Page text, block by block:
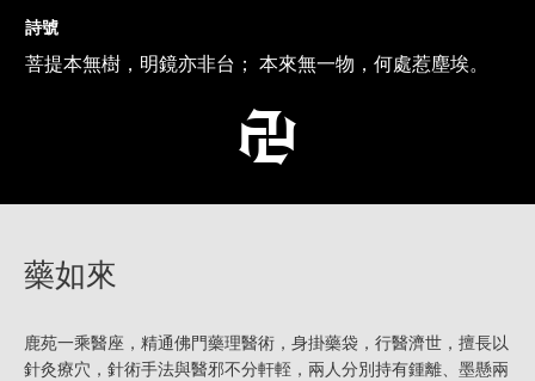
詩號
菩提本無樹，明鏡亦非台； 本來無一物，何處惹塵埃。
藥如來
鹿苑一乘醫座，精通佛門藥理醫術，身掛藥袋，行醫濟世，擅長以
針灸療穴，針術手法與醫邪不分軒輊，兩人分別持有鍾離、墨懸兩